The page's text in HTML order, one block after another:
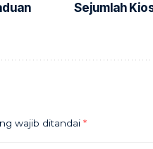
Sejumlah
wajib ditandai *